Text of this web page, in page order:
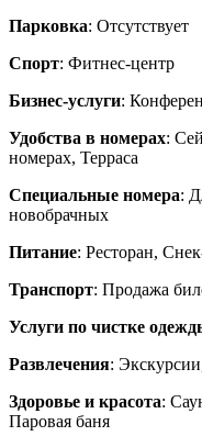
Парковка: Отсутствует
Спорт: Фитнес-центр
Бизнес-услуги:
Удобства в номерах:
номерах, Терраса
Специальные номера:
новобрачных
Питание: Ресторан,
Транспорт: Продажа
Услуги по чистке
Развлечения:
Здоровье и красота:
Паровая баня